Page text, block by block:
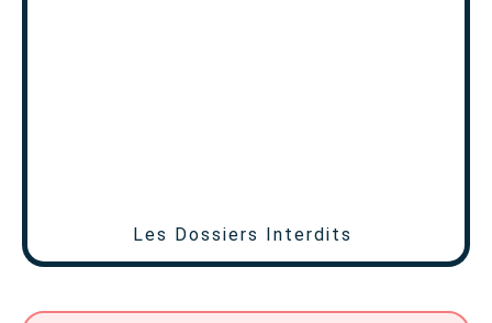
Les Dossiers Interdits